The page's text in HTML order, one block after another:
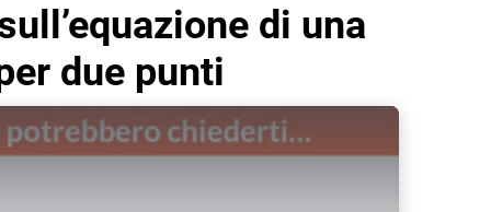
di una
due punti